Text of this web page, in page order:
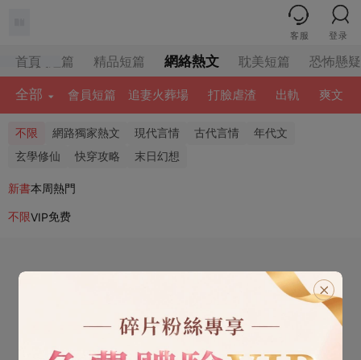
客服 登录
首頁
會員短篇 精品短篇 網絡熱文 耽美短篇 恐怖懸疑
全部 會員短篇 追妻火葬場 打臉虐渣 出軌 爽文
不限 網路獨家熱文 現代言情 古代言情
年代文
玄學修仙
快穿攻略 末日幻想
新書本周熱門
不限VIP免费